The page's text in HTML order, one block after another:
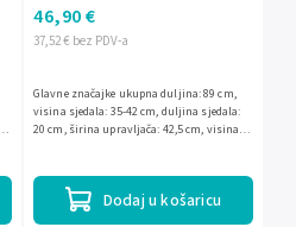
37,52 € bez PDV-a
46,90 €
Dodaj u košaricu
Glavne značajke ukupna duljina: 89 cm,
visina sjedala: 35-42 cm, duljina sjedala:
20 cm, širina upravljača: 42,5 cm, visina